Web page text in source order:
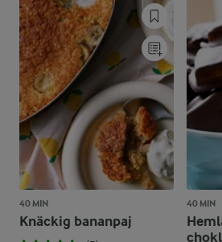
40 MIN
Knäckig bananpaj
40 MIN